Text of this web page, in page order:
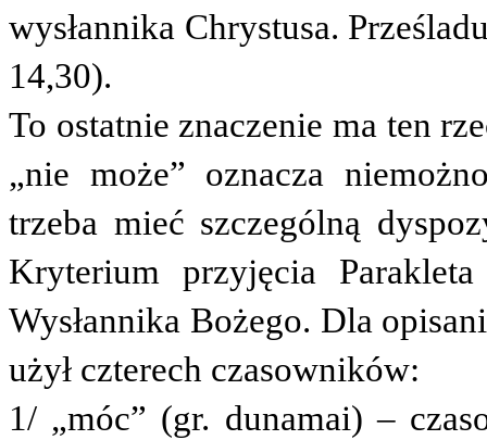
wysłannika Chrystusa.
14,30).
To ostatnie znaczenie ma ten
„nie może” oznacza
trzeba mieć szczególną
Kryterium przyjęcia
Wysłannika Bożego. Dla
użył czterech czasowników:
1/ „móc” (gr. dunamai) –